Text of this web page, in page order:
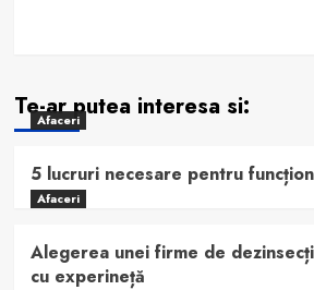
Te-ar putea interesa si:
Afaceri
5 lucruri necesare pentru
Afaceri
Alegerea unei firme de
cu experineță